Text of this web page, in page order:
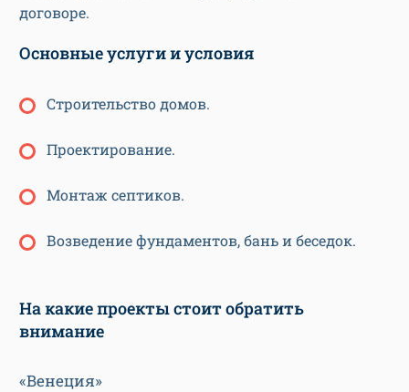
договоре.
Основные услуги и условия
Строительство домов.
Проектирование.
Монтаж септиков.
Возведение фундаментов, бань и беседок.
На какие проекты стоит обратить
внимание
«Венеция»